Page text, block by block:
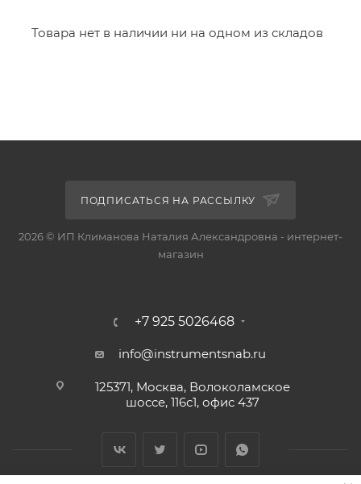
Товара нет в наличии ни на одном из складов
ПОДПИСАТЬСЯ НА РАССЫЛКУ
2026 © ИП Климанова Наталия Александровна - интернет-
магазин
+7 925 5026468
info@instrumentsnab.ru
125371, Москва, Волоколамское
шоссе, 116с1, офис 437